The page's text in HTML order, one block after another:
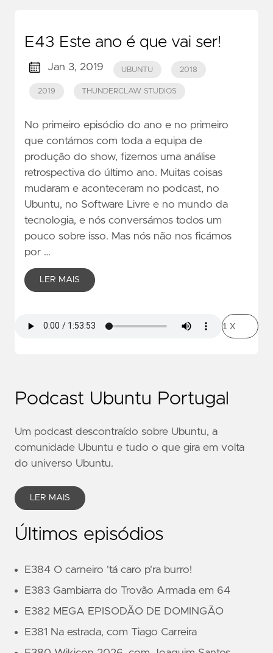
E43 Este ano é que vai ser!
Jan 3, 2019 UBUNTU 2018
2019 THUNDERCLAW STUDIOS
No primeiro episódio do ano e no primeiro
que contámos com toda a equipa de
produção do show, fizemos uma análise
retrospectiva do último ano. Muitas coisas
mudaram e aconteceram no podcast, no
Ubuntu, no Software Livre e no mundo da
tecnologia, e nós conversámos todos um
pouco sobre isso. Mas nós não nos ficámos
por …
LER MAIS
Podcast Ubuntu Portugal
Um podcast descontraído sobre Ubuntu, a
comunidade Ubuntu e tudo o que gira em volta
do universo Ubuntu.
LER MAIS
Últimos episódios
E384 O carneiro 'tá caro p'ra burro!
E383 Gambiarra do Trovão Armada em 64
E382 MEGA EPISODÃO DE DOMINGÃO
E381 Na estrada, com Tiago Carreira